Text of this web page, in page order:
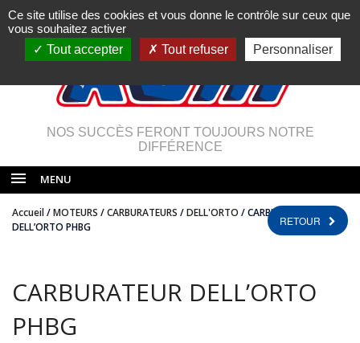
NOS SUCCÈS FERONT TOUJOURS NOTRE
DIFFÉRENCE
MENU
Accueil/MOTEURS /CARBURATEURS /DELL'ORTO / CARBURATEUR
DELL’ORTO PHBG
RETOUR
CARBURATEUR DELL’ORTO
PHBG
Ce site utilise des cookies et vous donne le contrôle sur ceux que
vous souhaitez activer
Tout accepter
Tout refuser Personnaliser